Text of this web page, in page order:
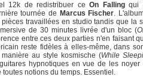
12k de redistribuer ce On Fallingqui
tournée de Marcus Fischer.
travaillées en studio tandis que la
de 30 minutes livrée d'un bloc (
entre ces deux parties n'en faisant
reste fidèles à elles-même, dans
au style kosmische (While
hypnotiques en vue de les
notions du temps. Essentiel.